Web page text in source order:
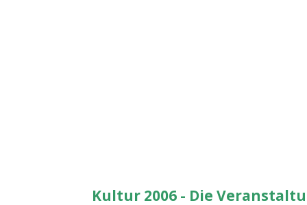
Kultur 2006 - Die